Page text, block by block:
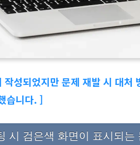
성되었지만 문제 재발 시 대처
습니다. ]
시 검은색 화면이 표시되는